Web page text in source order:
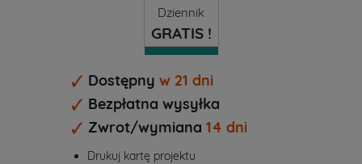
Dziennik
GRATIS !
Dostępny w 21 dni
Bezpłatna wysyłka
Zwrot/wymiana 14 dni
Drukuj kartę projektu